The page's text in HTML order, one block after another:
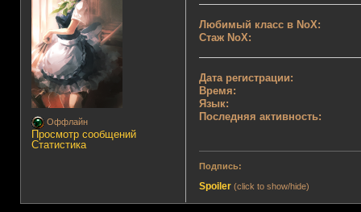
Оффлайн
Просмотр сообщений
Статистика
Любимый класс в NoX:
Стаж NoX:
Дата регистрации:
Время:
Язык:
Последняя активность:
Подпись:
Spoiler(click to show/hide)